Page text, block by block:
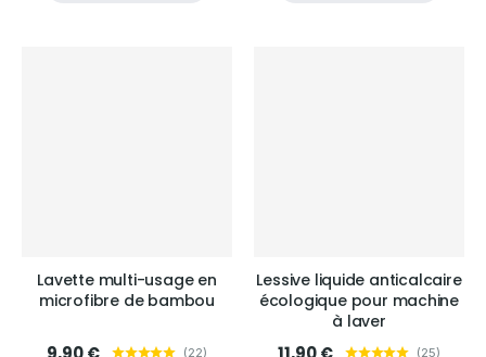
Lavette multi-usage en
microfibre de bambou
(22)
Lessive liquide anticalcaire
écologique pour machine
à laver
(25)